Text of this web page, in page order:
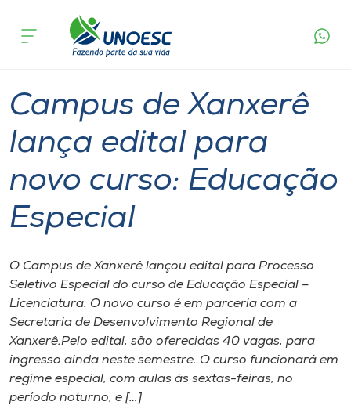
Cursos
Pesquisa
Atendimento ao Estudante
Portal de Ensino
A
Internacionalização
I.nova
acontece
Campus de Xanxerê
lança edital para
novo curso: Educação
Especial
O Campus de Xanxerê lançou edital para Processo
Seletivo Especial do curso de Educação Especial –
Licenciatura. O novo curso é em parceria com a
Secretaria de Desenvolvimento Regional de
Xanxerê.Pelo edital, são oferecidas 40 vagas, para
ingresso ainda neste semestre. O curso funcionará em
regime especial, com aulas às sextas-feiras, no
período noturno, e […]